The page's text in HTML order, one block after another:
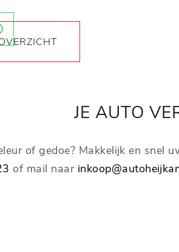
JE AUTO
of gedoe? Makkelijk en snel
of mail naar